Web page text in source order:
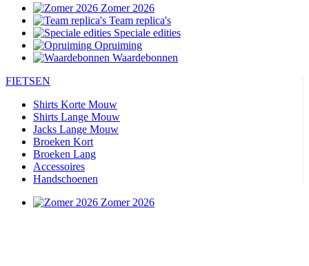
Zomer 2026
Team replica's
Speciale edities
Opruiming
Waardebonnen
FIETSEN
Shirts Korte Mouw
Shirts Lange Mouw
Jacks Lange Mouw
Broeken Kort
Broeken Lang
Accessoires
Handschoenen
Zomer 2026